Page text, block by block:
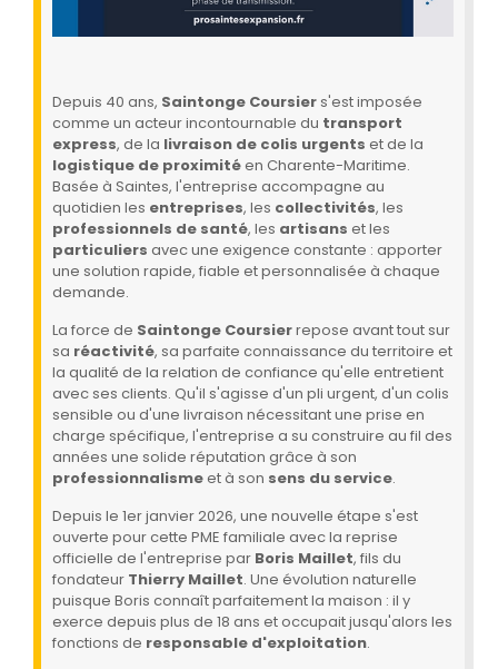
Depuis 40 ans, Saintonge Coursier s'est imposée
comme un acteur incontournable du transport
express, de la livraison de colis urgents et de la
logistique de proximitéen Charente-Maritime.
Basée à Saintes, l'entreprise accompagne au
quotidien les entreprises, les collectivités, les
professionnels de santé, les artisans et les
particuliers avec une exigence constante : apporter
une solution rapide, fiable et personnalisée à chaque
demande.
La force de Saintonge Coursierrepose avant tout sur
sa réactivité, sa parfaite connaissance du territoire et
la qualité de la relation de confiance qu'elle entretient
avec ses clients. Qu'il s'agisse d'un pli urgent, d'un colis
sensible ou d'une livraison nécessitant une prise en
charge spécifique, l'entreprise a su construire au fil des
années une solide réputation grâce à son
professionnalismeet à son sens du service.
Depuis le 1er janvier 2026, une nouvelle étape s'est
ouverte pour cette PME familiale avec la reprise
officielle de l'entreprise par Boris Maillet, fils du
fondateur Thierry Maillet. Une évolution naturelle
puisque Boris connaît parfaitement la maison : il y
exerce depuis plus de 18 ans et occupait jusqu'alors les
fonctions de responsable d'exploitation.